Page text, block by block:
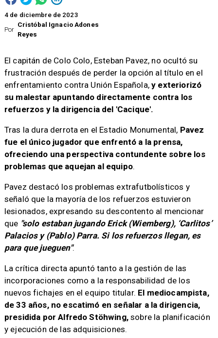
Por
Cristóbal Ignacio Adones
Reyes
4 de diciembre de 2023
El capitán de Colo Colo, Esteban Pavez, no ocultó su
frustración después de perder la opción al título en el
enfrentamiento contra Unión Española,y exteriorizó
su malestar apuntando directamente contra los
refuerzos y la dirigencia del 'Cacique'.
Tras la dura derrota en el Estadio Monumental, Pavez
fue el único jugador que enfrentó a la prensa,
ofreciendo una perspectiva contundente sobre los
problemas que aquejan al equipo.
Pavez destacó los problemas extrafutbolísticos y
señaló que la mayoría de los refuerzos estuvieron
lesionados, expresando su descontento al mencionar
que "solo estaban jugando Erick (Wiemberg), ‘Carlitos’
Palacios y (Pablo) Parra. Si los refuerzos llegan, es
para que jueguen".
La crítica directa apuntó tanto a la gestión de las
incorporaciones como a la responsabilidad de los
nuevos fichajes en el equipo titular. El mediocampista,
de 33 años, no escatimó en señalar a la dirigencia,
presidida por Alfredo Stöhwing,sobre la planificación
y ejecución de las adquisiciones.